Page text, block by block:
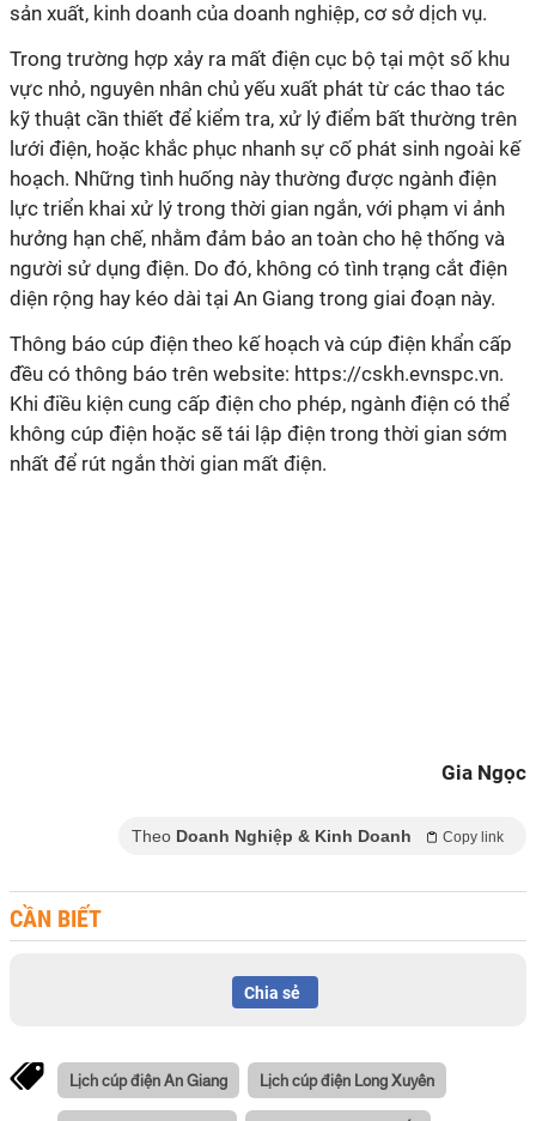
sản xuất, kinh doanh của doanh nghiệp, cơ sở dịch vụ.
Trong trường hợp xảy ra mất điện cục bộ tại một số khu
vực nhỏ, nguyên nhân chủ yếu xuất phát từ các thao tác
kỹ thuật cần thiết để kiểm tra, xử lý điểm bất thường trên
lưới điện, hoặc khắc phục nhanh sự cố phát sinh ngoài kế
hoạch. Những tình huống này thường được ngành điện
lực triển khai xử lý trong thời gian ngắn, với phạm vi ảnh
hưởng hạn chế, nhằm đảm bảo an toàn cho hệ thống và
người sử dụng điện. Do đó, không có tình trạng cắt điện
diện rộng hay kéo dài tại An Giang trong giai đoạn này.
Thông báo cúp điện theo kế hoạch và cúp điện khẩn cấp
đều có thông báo trên website: https://cskh.evnspc.vn.
Khi điều kiện cung cấp điện cho phép, ngành điện có thể
không cúp điện hoặc sẽ tái lập điện trong thời gian sớm
nhất để rút ngắn thời gian mất điện.
Gia Ngọc
Theo Doanh Nghiệp & Kinh Doanh Copy link
CẦN BIẾT
Chia sẻ
Lịch cúp điện An Giang Lịch cúp điện Long Xuyên